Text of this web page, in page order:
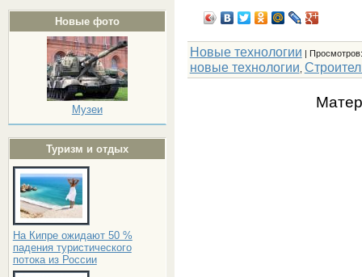
Новые фото
Музеи
Туризм и отдых
На Кипре ожидают 50 %
падения туристического
потока из России
Новые технологии | Просмотров
новые технологии